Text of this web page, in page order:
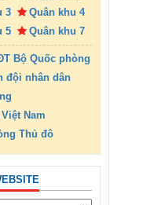
3
Quân khu 4
5
Quân khu 7
Bộ Quốc phòng
đội nhân dân
Nam
Thủ đô